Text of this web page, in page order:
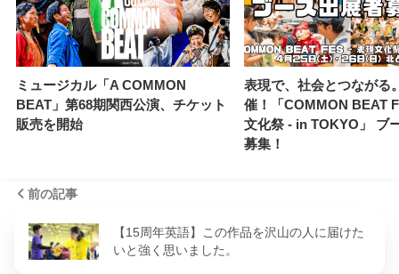
ミュージカル「A COMMON
BEAT」第68期関西公演、チケット
販売を開始
表現で、社会とつながる
催！「COMMON BEAT
文化祭 - in TOKYO」 ブ
募集！
前の記事
【15周年英語】この作品を沢山の人に届けた
いと強く思いました。